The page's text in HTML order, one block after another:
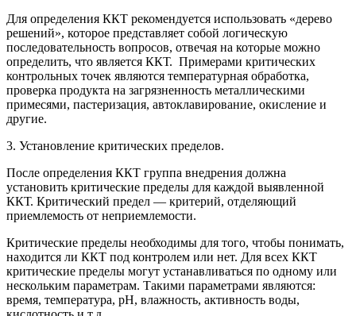
Для определения ККТ рекомендуется использовать «дерево
решений», которое представляет собой логическую
последовательность вопросов, отвечая на которые можно
определить, что является ККТ. Примерами критических
контрольных точек являются температурная обработка,
проверка продукта на загрязненность металлическими
примесями, пастеризация, автоклавирование, окисление и
другие.
3. Установление критических пределов.
После определения ККТ группа внедрения должна
установить критические пределы для каждой выявленной
ККТ. Критический предел — критерий, отделяющий
приемлемость от неприемлемости.
Критические пределы необходимы для того, чтобы понимать,
находится ли ККТ под контролем или нет. Для всех ККТ
критические пределы могут устанавливаться по одному или
нескольким параметрам. Такими параметрами являются:
время, температура, pH, влажность, активность воды,